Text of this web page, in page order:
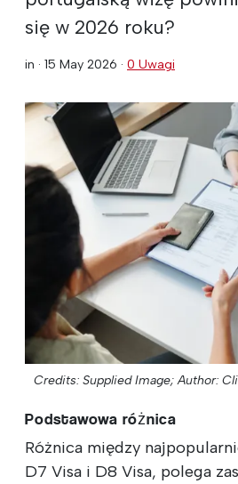
się w 2026 roku?
in · 15 May 2026 · 0 Uwagi
Credits: Supplied Image; Author:
Podstawowa różnica
Różnica między
D7 Visa i D8 Visa, polega